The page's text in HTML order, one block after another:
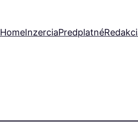
HomeInzerciaPredplatné